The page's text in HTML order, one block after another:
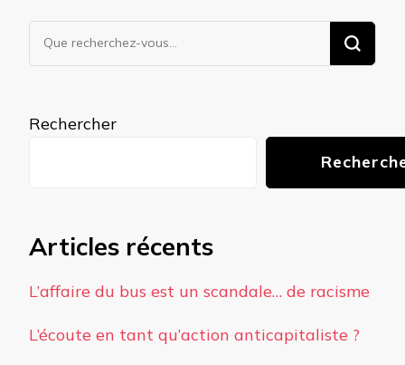
Vous
recherchiez
Rechercher
Articles récents
L’affaire du bus est un scandale… de racisme
L’écoute en tant qu’action anticapitaliste ?